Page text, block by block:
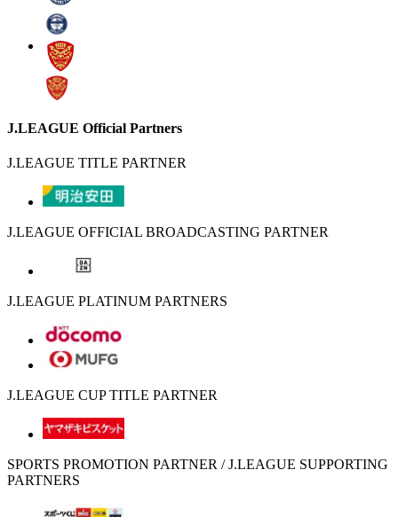
J.LEAGUE Official Partners
J.LEAGUE TITLE PARTNER
J.LEAGUE OFFICIAL BROADCASTING PARTNER
J.LEAGUE PLATINUM PARTNERS
J.LEAGUE CUP TITLE PARTNER
SPORTS PROMOTION PARTNER / J.LEAGUE SUPPORTING
PARTNERS